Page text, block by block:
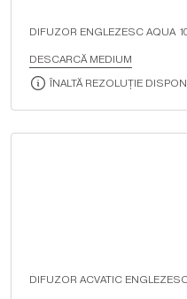
DIFUZOR ENGLEZESC AQUA
DESCARCĂ MEDIUM
ÎNALTĂ REZOLUȚIE
DIFUZOR ACVATIC